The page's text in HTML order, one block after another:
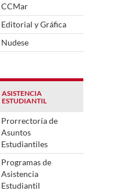
CCMar
Editorial y Gráfica
Nudese
ASISTENCIA
ESTUDIANTIL
Prorrectoría de
Asuntos
Estudiantiles
Programas de
Asistencia
Estudiantil